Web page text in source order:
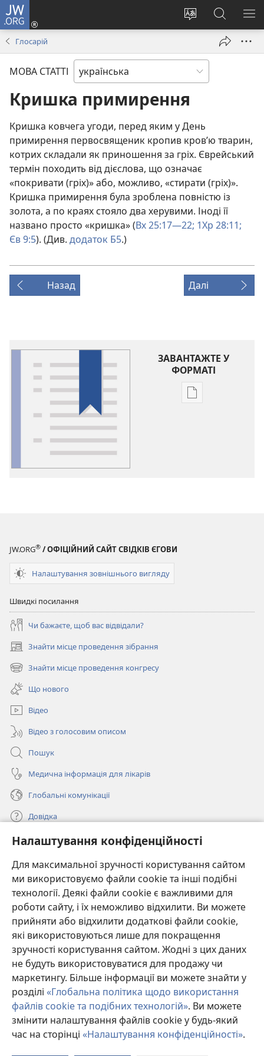
Налаштування конфіденційності
Для максимальної зручності користування сайтом
ми використовуємо файли cookie та інші подібні
технології. Деякі файли cookie є важливими для
роботи сайту, і їх неможливо відхилити. Ви можете
прийняти або відхилити додаткові файли cookie,
які використовуються лише для покращення
зручності користування сайтом. Жодні з цих даних
не будуть використовуватися для продажу чи
маркетингу. Більше інформації ви можете знайти у
розділі «Глобальна політика щодо використання
файлів cookie та подібних технологій». Ви можете
змінити налаштування файлів cookie у будь-який
час на сторінці «Налаштування конфіденційності».
JW.ORG
Змінити
Увійти
(відкривається
вікні)
Пошук
на
сайті
Глосарій
МОВА СТАТТІ
Кришка примирення
Кришка ковчега угоди, перед яким у День
примирення первосвященик кропив кров’ю тварин,
котрих складали як приношення за гріх. Єврейський
термін походить від дієслова, що означає
«покривати (гріх)» або, можливо, «стирати (гріх)».
Кришка примирення була зроблена повністю із
золота, а по краях стояло два херувими. Іноді її
названо просто «кришка» (Вх 25:17—22; 1Хр 28:11;
Єв 9:5). (Див. додаток Б5.)
Назад Далі
ЗАВАНТАЖТЕ У
ФОРМАТІ
Параметри
JW.ORG® / ОФІЦІЙНИЙ САЙТ СВІДКІВ ЄГОВИ
Налаштування зовнішнього вигляду
Швидкі посилання
Чи бажаєте, щоб вас відвідали?
Знайти місце проведення зібрання
(відкривається
у
новому
вікні)
Знайти місце проведення конгресу
(відкривається
новому
вікні)
Що нового
Відео
Відео з голосовим описом
Пошук
Медична інформація для лікарів
Глобальні комунікації
Довідка
Пожертви
(відкривається
у
новому
вікні)
ОНЛАЙН-БІБЛІОТЕКА Товариства «Вартова башта»™
(відкривається
у
новому
вікні)
JW Hub ®
(відкривається
у
новомуJW Library
Watchtower Library
Copyright© 2026 Watch Tower Bible and Tract Society of Pennsylvania.
УМОВИ ВИКОРИСТАННЯ
ПОЛІТИКА КОНФІДЕНЦІЙНОСТІ
НАЛАШТУВАННЯ КОНФІДЕНЦІЙНОСТІ